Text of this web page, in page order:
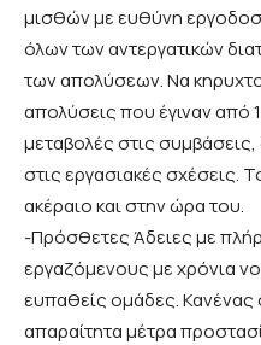
μισθών με ευθύνη
όλων των αντεργατικών
των απολύσεων. Να
απολύσεις που έγιναν από
μεταβολές στις
στις εργασιακές σχέσεις.
ακέραιο και στην ώρα του.
-Πρόσθετες Άδειες με
εργαζόμενους με χρόνια
ευπαθείς ομάδες. Κανένας
απαραίτητα μέτρα